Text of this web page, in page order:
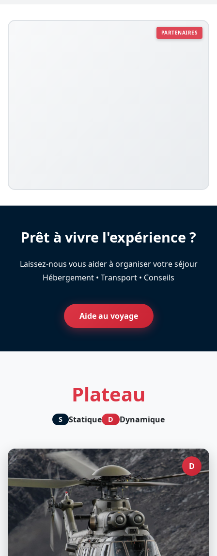
PARTENAIRES
Prêt à vivre l'expérience ?
Laissez-nous vous aider à organiser votre séjour
Hébergement • Transport • Conseils
Aide au voyage
Plateau
S Statique D Dynamique
D